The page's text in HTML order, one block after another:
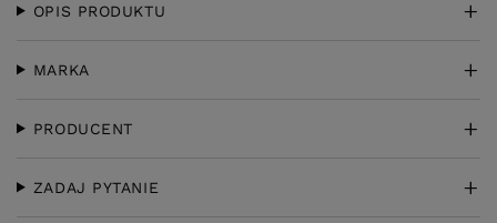
OPIS PRODUKTU
MARKA
PRODUCENT
ZADAJ PYTANIE